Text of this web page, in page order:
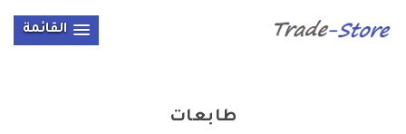
القائمة
طابعات